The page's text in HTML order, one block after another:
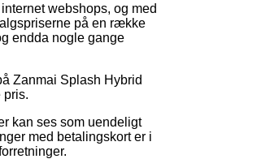
webshops, og med
på en række
endda nogle gange
Zanmai Splash Hybrid
pris.
kan ses som uendeligt
med betalingskort er i